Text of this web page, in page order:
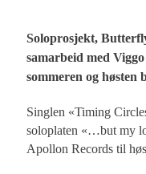
Soloprosjekt,
samarbeid med
sommeren og
Singlen «Timing
soloplaten «…but my
Apollon Records til